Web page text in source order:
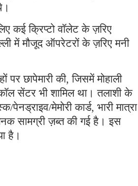
कई क्रिप्टो वॉलेट के ज़रिए
में मौजूद ऑपरेटरों के ज़रिए मनी
छापेमारी की, जिसमें मोहाली
सेंटर भी शामिल था। तलाशी के
मेमोरी कार्ड, भारी मात्रा
सामग्री ज़ब्त की गई है। इस
है।